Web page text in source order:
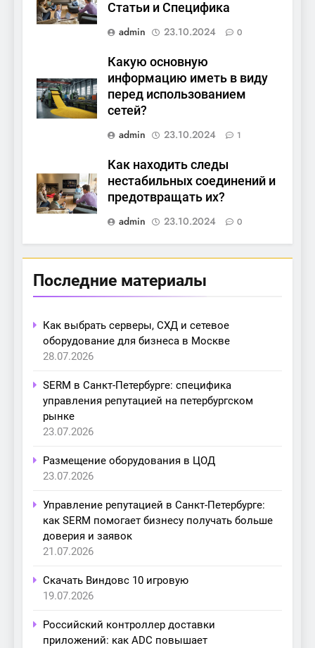
Статьи и Специфика
admin
23.10.2024 0
Какую основную
информацию иметь в виду
перед использованием
сетей?
admin
23.10.2024 1
Как находить следы
нестабильных соединений и
предотвращать их?
admin
23.10.2024 0
Последние материалы
Как выбрать серверы, СХД и сетевое
оборудование для бизнеса в Москве
28.07.2026
SERM в Санкт-Петербурге: специфика
управления репутацией на петербургском
рынке
23.07.2026
Размещение оборудования в ЦОД
23.07.2026
Управление репутацией в Санкт-Петербурге:
как SERM помогает бизнесу получать больше
доверия и заявок
21.07.2026
Скачать Виндовс 10 игровую
19.07.2026
Российский контроллер доставки
приложений: как ADC повышает